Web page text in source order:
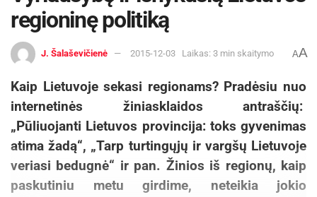
regioninę politiką
J. Šalaševičienė 2015-12-03 Laikas: 3 min skaitymo AA
Kaip Lietuvoje sekasi regionams? Pradėsiu nuo
internetinės žiniasklaidos antraščių:
„Pūliuojanti Lietuvos provincija: toks gyvenimas
atima žadą“, „Tarp turtingųjų ir vargšų Lietuvoje
veriasi bedugnė“ ir pan. Žinios iš regionų, kaip
paskutiniu metu girdime, neteikia jokio